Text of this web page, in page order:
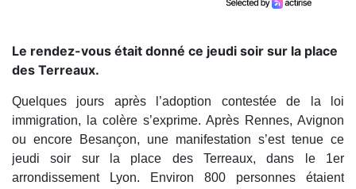
Le rendez-vous était donné ce jeudi soir sur la place
des Terreaux.
Quelques jours après l’adoption contestée de la loi
immigration, la colère s’exprime. Après Rennes, Avignon
ou encore Besançon, une manifestation s’est tenue ce
jeudi soir sur la place des Terreaux, dans le 1er
arrondissement Lyon. Environ 800 personnes étaient